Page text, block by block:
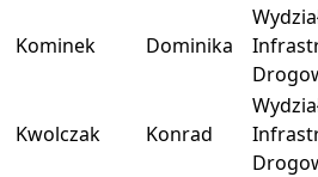
Kominek Dominika
Kwolczak Konrad